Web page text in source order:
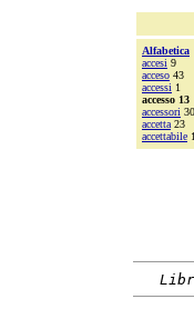
Alfabetica
accesi 9
acceso 43
accessi 1
accesso 13
accessori 30
accetta 23
accettabile 1